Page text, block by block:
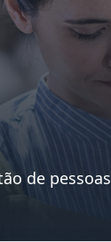
de pessoas